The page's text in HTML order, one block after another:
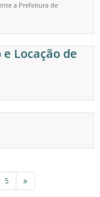
a Prefeitura de
Locação de
5